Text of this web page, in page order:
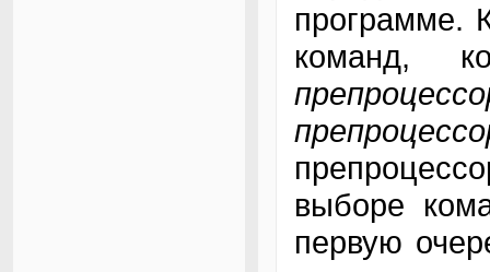
программе.
команд,
выборе
первую